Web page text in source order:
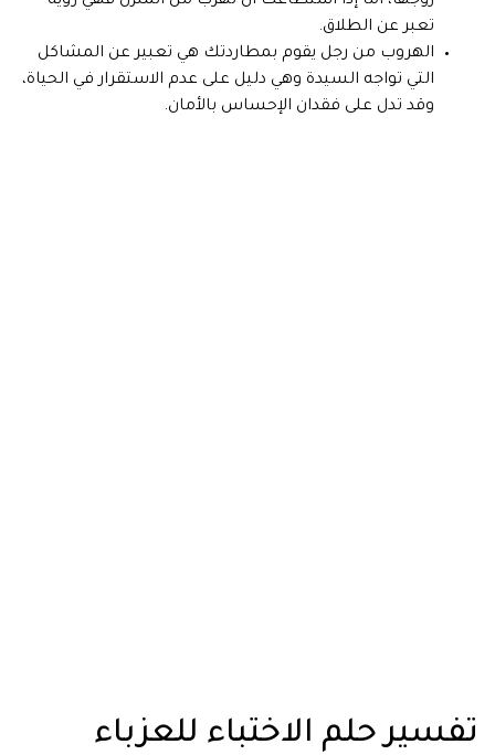
تعبر عن الطلاق.
الهروب من رجل يقوم بمطاردتك هي تعبير عن المشاكل
التي تواجه السيدة وهي دليل على عدم الاستقرار في الحياة،
وقد تدل على فقدان الإحساس بالأمان.
تفسير حلم الاختباء للعزباء